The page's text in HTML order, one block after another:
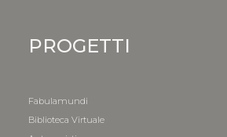
PROGETTI
Fabulamundi
Biblioteca Virtuale